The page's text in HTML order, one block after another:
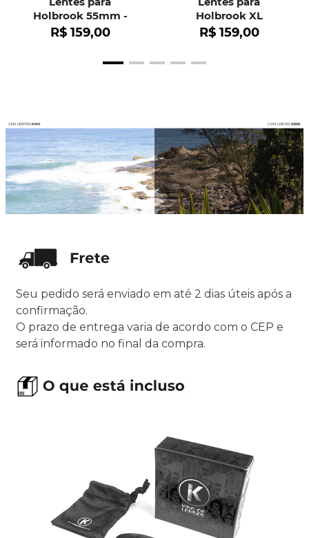
Holbrook 55mm -
OO9102
R$ 159,00
Holbrook XL
R$ 159,00
Seu pedido será enviado em até 2 dias úteis após a
confirmação.
O prazo de entrega varia de acordo com o CEP e
será informado no final da compra.